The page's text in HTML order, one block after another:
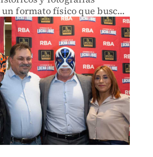
formato físico que busca
coleccionista de los